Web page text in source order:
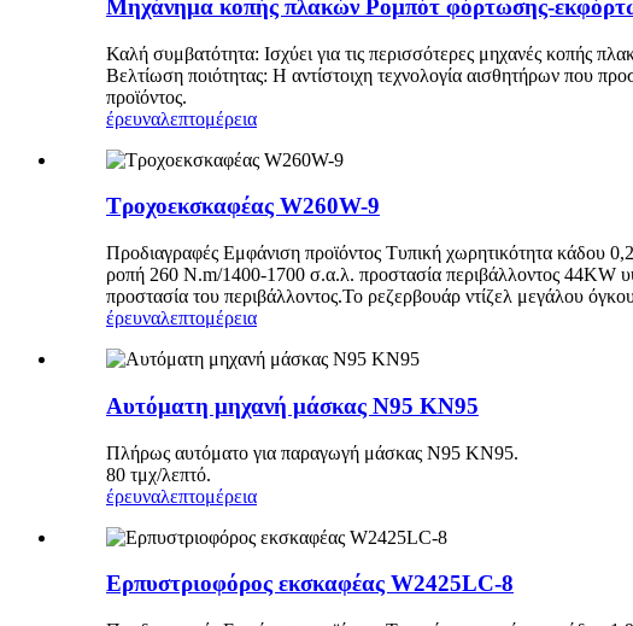
Μηχάνημα κοπής πλακών Ρομπότ φόρτωσης-
Καλή συμβατότητα: Ισχύει για τις περισσότερες μηχανές κοπής
Βελτίωση ποιότητας: Η αντίστοιχη τεχνολογία αισθητήρων που
προϊόντος.
έρευναλεπτομέρεια
Τροχοεκσκαφέας W260W-9
Προδιαγραφές Εμφάνιση προϊόντος Τυπική χωρητικότητα κάδου
ροπή 260 N.m/1400-1700 σ.α.λ. προστασία περιβάλλοντος 44KW
προστασία του περιβάλλοντος.Το ρεζερβουάρ ντίζελ μεγάλου
έρευναλεπτομέρεια
Αυτόματη μηχανή μάσκας N95 KN95
Πλήρως αυτόματο για παραγωγή μάσκας N95 KN95.
80 τμχ/λεπτό.
έρευναλεπτομέρεια
Ερπυστριοφόρος εκσκαφέας W2425LC-8